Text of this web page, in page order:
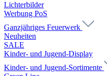
Lichterbilder
Werbung PoS
Ganzjähriges Feuerwerk
Neuheiten
SALE
Kinder- und Jugend-Display
Kinder- und Jugend-Sortimente